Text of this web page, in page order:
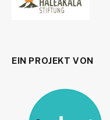
EIN PROJEKT VON